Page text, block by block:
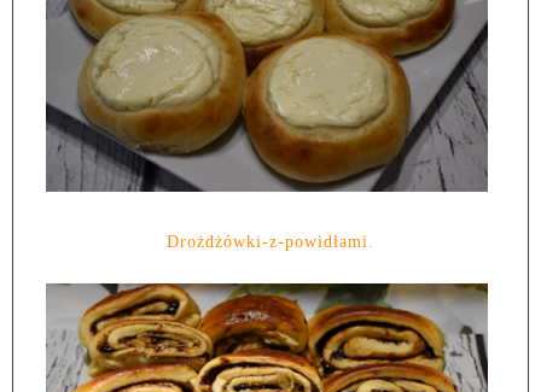
Drożdżówki-z-powidłami.